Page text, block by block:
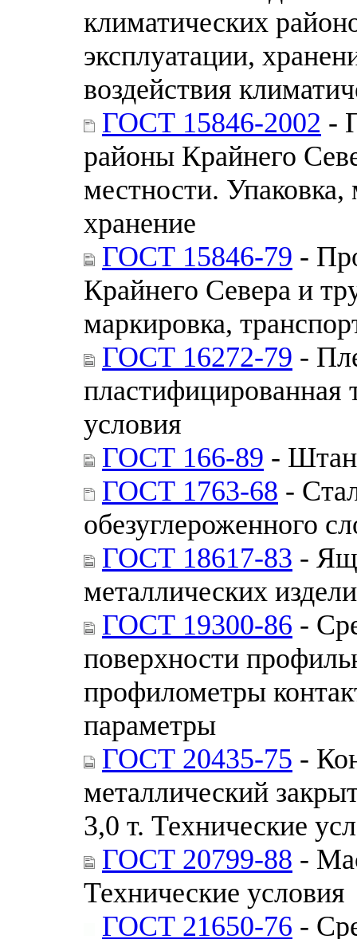
климатических
эксплуатации,
воздействия
ГОСТ 15846-2002 -
районы Крайнего
местности. Упаковка,
хранение
ГОСТ 15846-79 -
Крайнего Севера и
маркировка,
ГОСТ 16272-79 -
пластифицированная
условия
ГОСТ 166-89 -
ГОСТ 1763-68 -
обезуглероженного
ГОСТ 18617-83 -
металлических
ГОСТ 19300-86 -
поверхности
профилометры
параметры
ГОСТ 20435-75 -
металлический
3,0 т. Технические
ГОСТ 20799-88 -
Технические условия
ГОСТ 21650-76 -